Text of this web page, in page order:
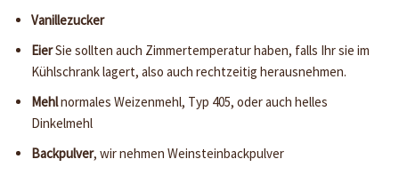
Vanillezucker
EierSie sollten auch Zimmertemperatur haben, falls Ihr sie im
Kühlschrank lagert, also auch rechtzeitig herausnehmen.
Mehlnormales Weizenmehl, Typ 405, oder auch helles
Dinkelmehl
Backpulver, wir nehmen Weinsteinbackpulver